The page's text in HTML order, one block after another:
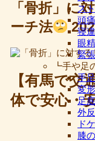
ス
頭
寝
眼
緊
┗手や足
手
変
足
外
ド
膝
「骨折」に
ーチ法
【有馬で交
体で安心・